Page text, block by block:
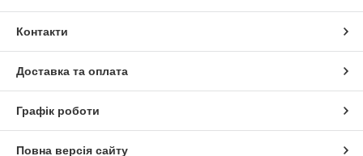
Контакти
Доставка та оплата
Графік роботи
Повна версія сайту